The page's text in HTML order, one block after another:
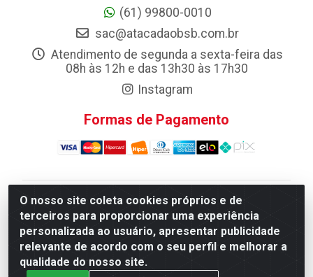
O nosso site coleta cookies próprios e de
terceiros para proporcionar uma experiência
personalizada ao usuário, apresentar publicidade
relevante de acordo com o seu perfil e melhorar a
qualidade do nosso site.
(61) 99800-0010
sac@atacadaobsb.com.br
Atendimento de segunda a sexta-feira das
08h às 12h e das 13h30 às 17h30
Instagram
Formas de Pagamento
Atacadao da Limpeza F. Pereira Queiroz Comercio e
Distribuicao LTDA - Quadra Qi 10 Lotes 39 e, 41 - Setor
Industrial (Taguatinga), Brasília/DF - CEP 72.135-100 -
CNPJ 13.184.675/0001-80